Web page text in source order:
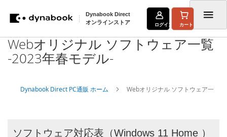
Dynabook Direct
オンラインストア
コ
ン
ログイン カート
Webオリジナル ソフトウェア一覧
-2023年春モデル-
Dynabook Direct PC通販 ホーム Webオリジナル ソフトウェア一覧 -
ソフトウェア対応表（Windows 11 Home ）